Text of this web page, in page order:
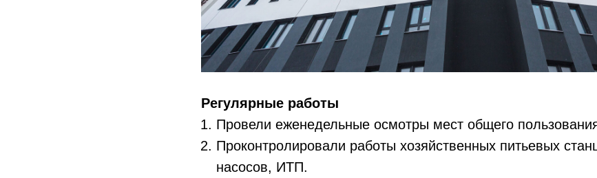
Регулярные работы
Провели еженедельные осмотры мест общего
Проконтролировали работы хозяйственных питьевых
насосов, ИТП.